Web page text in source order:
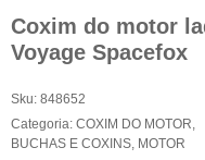
Coxim do motor
Voyage Spacefox
Sku: 848652
Categoria: COXIM DO MOTOR,
BUCHAS E COXINS, MOTOR